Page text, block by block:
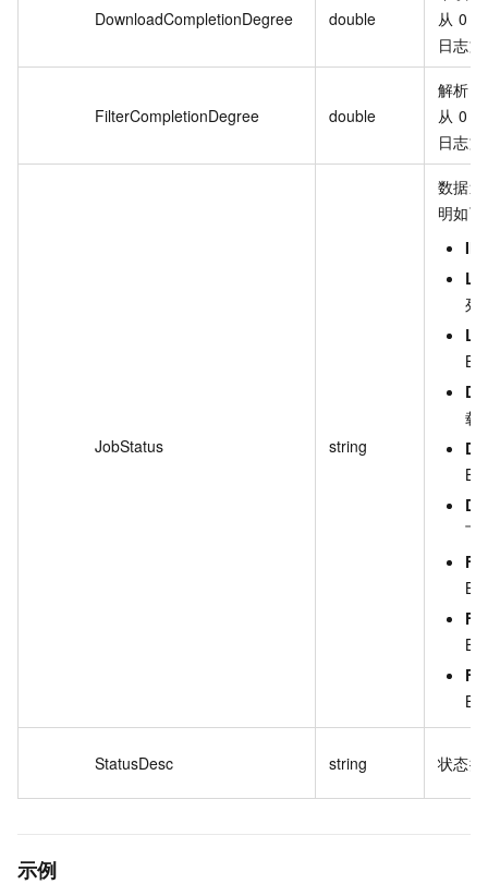
DownloadCompletionDegree double
从 0
日志
FilterCompletionDegree double
解析
从 0
日志
JobStatus string
数据
明如
列
载
下
StatusDesc string 状态
示例